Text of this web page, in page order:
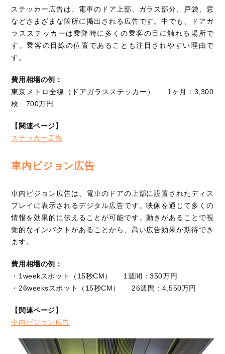
ステッカー広告は、電車のドア上部、ガラス部分、戸袋、窓
などさまざまな箇所に掲出される広告です。中でも、ドアガ
ラスステッカーは乗降時に多くの乗客の目に触れる場所で
す。乗客の目線の位置であることも注目されやすい理由で
す。
費用相場の例：
東京メトロ全線（ドアガラスステッカー） 1ヶ月：3,300
枚 700万円
【関連ページ】
ステッカー広告
車内ビジョン広告
車内ビジョン広告は、電車のドアの上部に設置されたディス
プレイに表示されるデジタル広告です。映像を通じて多くの
情報を効果的に伝えることが可能です。動きがあることで視
覚的なインパクトがあることから、高い広告効果が期待でき
ます。
費用相場の例：
・1weekスポット（15秒CM） 1週間：350万円
・26weeksスポット（15秒CM） 26週間：4,550万円
【関連ページ】
車内ビジョン広告